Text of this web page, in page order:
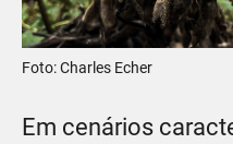
Foto: Charles Echer
Em cenários